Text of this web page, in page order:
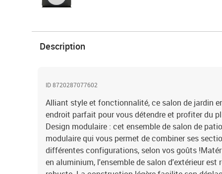
Description
ID 8720287077602
Alliant style et fonctionnalité, ce salon de jardin
endroit parfait pour vous détendre et profiter du
Design modulaire : cet ensemble de salon de
modulaire qui vous permet de combiner ses
différentes configurations, selon vos goûts
en aluminium, l'ensemble de salon d'extérieur